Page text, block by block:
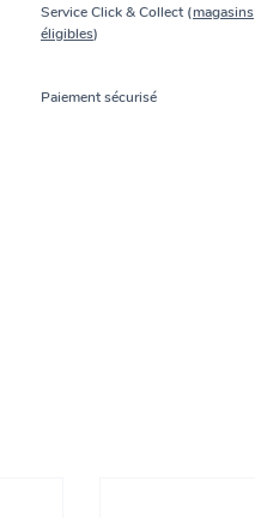
Service Click & Collect (magasins
éligibles)
Paiement sécurisé